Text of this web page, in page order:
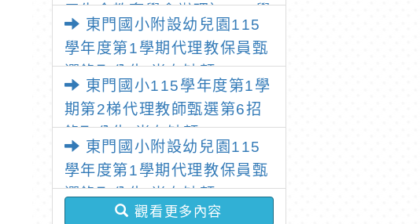
三生命教育學會辦理）115學
年度尚有招收名額，並自115
年8月3日（星期一）起受理
候補登記
東門國小附設幼兒園115
學年度第1學期代理教保員甄
選錄取公告(尚有缺額)
東門國小115學年度第1學
期第2梯代理教師甄選第6招
錄取公告(尚有缺額)
東門國小附設幼兒園115
學年度第1學期代理教保員甄
選錄取公告(尚有缺額)
觀看更多內容